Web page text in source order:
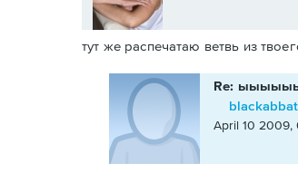
тут же распечатаю ветвь из
Re:
blackabbat
April 10 2009,